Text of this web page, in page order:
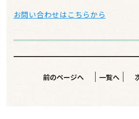
お問い合わせはこちらから
前のページへ 一覧へ